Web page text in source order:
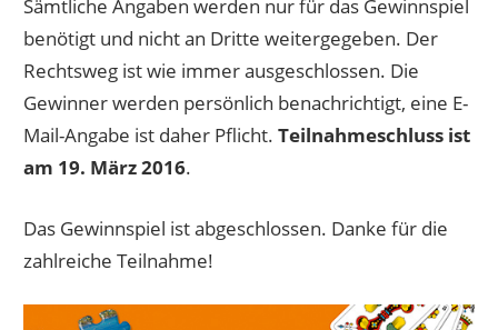
Sämtliche Angaben werden nur für das Gewinnspiel
benötigt und nicht an Dritte weitergegeben. Der
Rechtsweg ist wie immer ausgeschlossen. Die
Gewinner werden persönlich benachrichtigt, eine E-
Mail-Angabe ist daher Pflicht.Teilnahmeschluss ist
am 19. März 2016.
Das Gewinnspiel ist abgeschlossen. Danke für die
zahlreiche Teilnahme!